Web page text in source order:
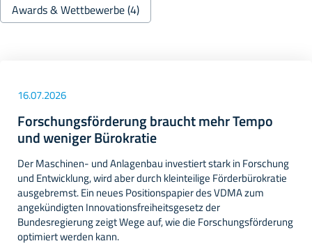
Awards & Wettbewerbe(4)
16.07.2026
Forschungsförderung braucht mehr Tempo
und weniger Bürokratie
Der Maschinen- und Anlagenbau investiert stark in Forschung
und Entwicklung, wird aber durch kleinteilige Förderbürokratie
ausgebremst. Ein neues Positionspapier des VDMA zum
angekündigten Innovationsfreiheitsgesetz der
Bundesregierung zeigt Wege auf, wie die Forschungsförderung
optimiert werden kann.